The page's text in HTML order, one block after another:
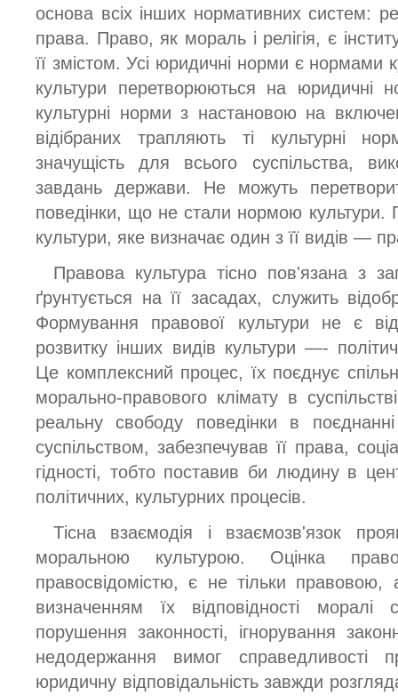
основа всіх інших нормативних систем:
права. Право, як мораль і релігія, є
її змістом. Усі юридичні норми є нормами
культури перетворюються на юридичні
культурні норми з настановою на
відібраних трапляють ті культурні
значущість для всього суспільства,
завдань держави. Не можуть
поведінки, що не стали нормою культури.
культури, яке визначає один з її видів —
Правова культура тісно пов'язана з
ґрунтується на її засадах, служить
Формування правової культури не є
розвитку інших видів культури —-
Це комплексний процес, їх поєднує
морально-правового клімату в
реальну свободу поведінки в
суспільством, забезпечував її права,
гідності, тобто поставив би людину в
політичних, культурних процесів.
Тісна взаємодія і взаємозв'язок
моральною культурою. Оцінка
правосвідомістю, є не тільки
визначенням їх відповідності моралі
порушення законності, ігнорування
недодержання вимог справедливості
юридичну відповідальність завжди